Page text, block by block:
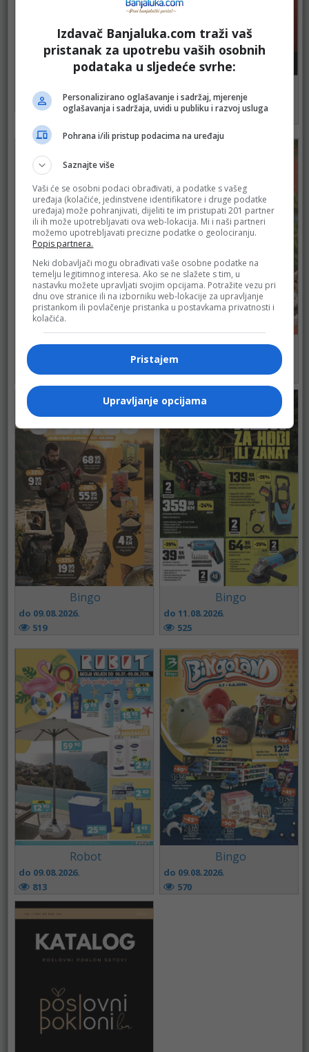
FORTUNA
do 31.08.2026.
61
do 16.08.2026.
90
BINGO
do 16.08.2026.
112
KORT
do 26.08.2026.
105
Bingo
do 09.08.2026.
519
Bingo
do 11.08.2026.
525
Robot
do 09.08.2026.
813
Bingo
do 09.08.2026.
570
Izdavač Banjaluka.com traži vaš
pristanak za upotrebu vaših osobnih
podataka u sljedeće svrhe:
Personalizirano oglašavanje i sadržaj, mjerenje
oglašavanja i sadržaja, uvidi u publiku i razvoj usluga
Pohrana i/ili pristup podacima na uređaju
Saznajte više
Vaši će se osobni podaci obrađivati, a podatke s vašeg
uređaja (kolačiće, jedinstvene identifikatore i druge podatke
uređaja) može pohranjivati, dijeliti te im pristupati 201 partner
ili ih može upotrebljavati ova web-lokacija. Mi i naši partneri
možemo upotrebljavati precizne podatke o geolociranju.
Popis partnera.
Neki dobavljači mogu obrađivati vaše osobne podatke na
temelju legitimnog interesa. Ako se ne slažete s tim, u
nastavku možete upravljati svojim opcijama. Potražite vezu pri
dnu ove stranice ili na izborniku web-lokacije za upravljanje
pristankom ili povlačenje pristanka u postavkama privatnosti i
kolačića.
Pristajem
Upravljanje opcijama